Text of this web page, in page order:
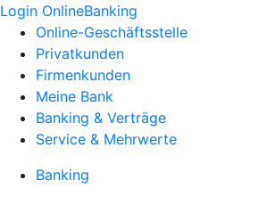
Login OnlineBanking
Online-Geschäftsstelle
Privatkunden
Firmenkunden
Meine Bank
Banking & Verträge
Service & Mehrwerte
Banking